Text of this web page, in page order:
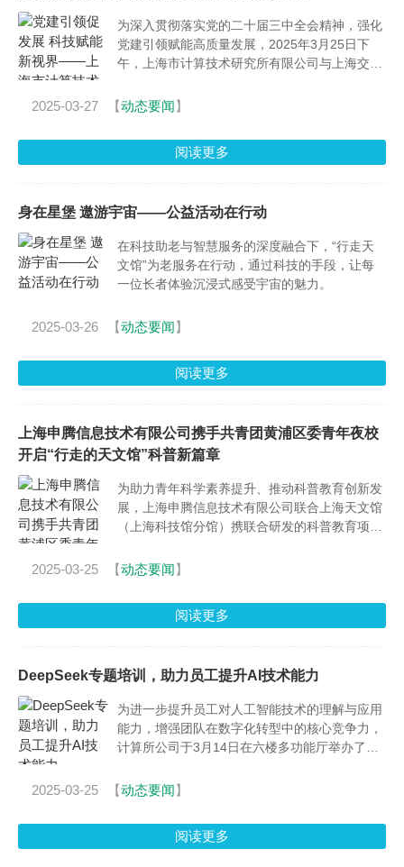
为深入贯彻落实党的二十届三中全会精神，强化
党建引领赋能高质量发展，2025年3月25日下
午，上海市计算技术研究所有限公司与上海交易
2025-03-27 【动态要闻】
阅读更多
身在星堡 遨游宇宙——公益活动在行动
在科技助老与智慧服务的深度融合下，“行走天
文馆”为老服务在行动，通过科技的手段，让每
一位长者体验沉浸式感受宇宙的魅力。
2025-03-26 【动态要闻】
阅读更多
上海申腾信息技术有限公司携手共青团黄浦区委青年夜校
开启“行走的天文馆”科普新篇章
为助力青年科学素养提升、推动科普教育创新发
展，上海申腾信息技术有限公司联合上海天文馆
（上海科技馆分馆）携联合研发的科普教育项
青年夜校开学仪式。
2025-03-25 【动态要闻】
阅读更多
DeepSeek专题培训，助力员工提升AI技术能力
为进一步提升员工对人工智能技术的理解与应用
能力，增强团队在数字化转型中的核心竞争力，
计算所公司于3月14日在六楼多功能厅举办了一
脑企智大模型一体机介绍》的专题培训。
2025-03-25 【动态要闻】
阅读更多